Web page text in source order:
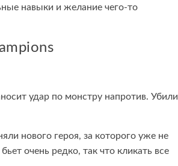
навыки и желание чего-то
удар по монстру напротив. Убили
нового героя, за которого уже не
очень редко, так что кликать все